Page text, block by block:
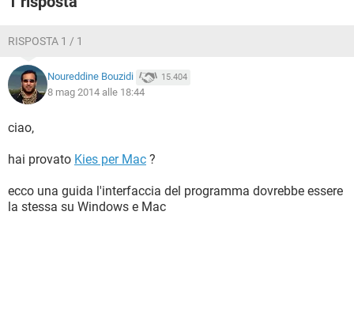
RISPOSTA 1 / 1
Noureddine Bouzidi 15.404
8 mag 2014 alle 18:44
ciao,
hai provato Kies per Mac ?
ecco una guida l'interfaccia del programma dovrebbe essere
la stessa su Windows e Mac